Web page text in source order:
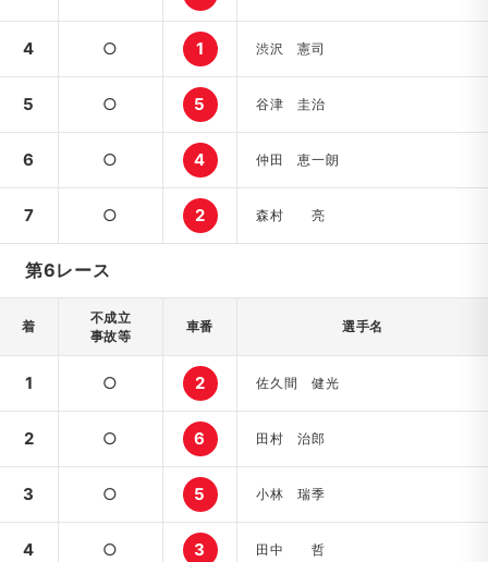
4 ○ 1 渋沢 憲司
5 ○ 5 谷津 圭治
6 ○ 4 仲田 恵一朗
7 ○ 2 森村 亮
第6レース
着
不成立
事故等
車番 選手名
1 ○ 2 佐久間 健光
2 ○ 6 田村 治郎
3 ○ 5 小林 瑞季
4 ○ 3 田中 哲